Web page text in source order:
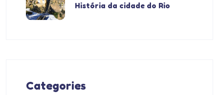
História da cidade do Rio
Categories